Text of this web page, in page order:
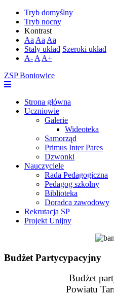
Tryb domyślny
Tryb nocny
Kontrast
Aa Aa Aa
Stały układ Szeroki układ
A- A A+
ZSP Boniowice
Strona główna
Uczniowie
Galerie
Wideoteka
Samorząd
Primus Inter Pares
Dzwonki
Nauczyciele
Rada Pedagogiczna
Pedagog szkolny
Biblioteka
Doradca zawodowy
Rekrutacja SP
Projekt Unijny
Budżet Partycypacyjny
Budżet
Powiatu